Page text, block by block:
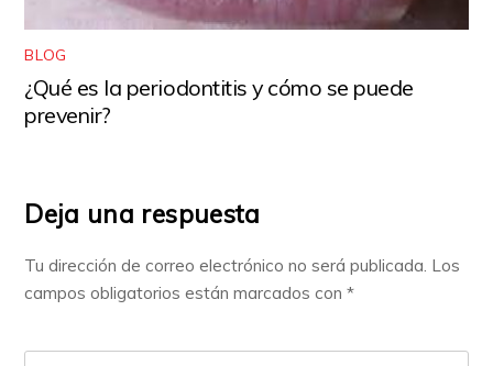
BLOG
¿Qué es la periodontitis y cómo se puede
prevenir?
Deja una respuesta
Tu dirección de correo electrónico no será publicada. Los
campos obligatorios están marcados con*